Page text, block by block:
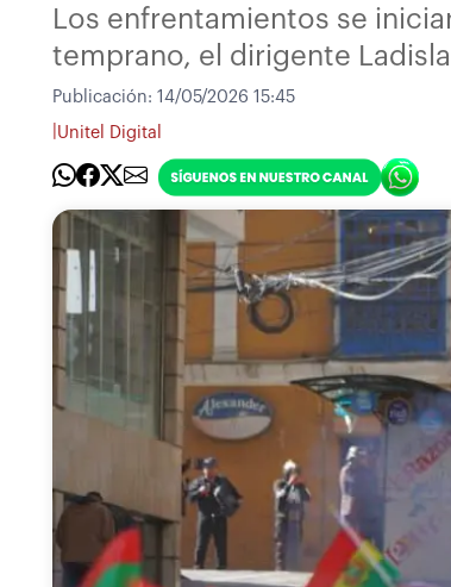
Los enfrentamientos se
temprano, el dirigente
Publicación: 14/05/2026 15:45
Unitel Digital